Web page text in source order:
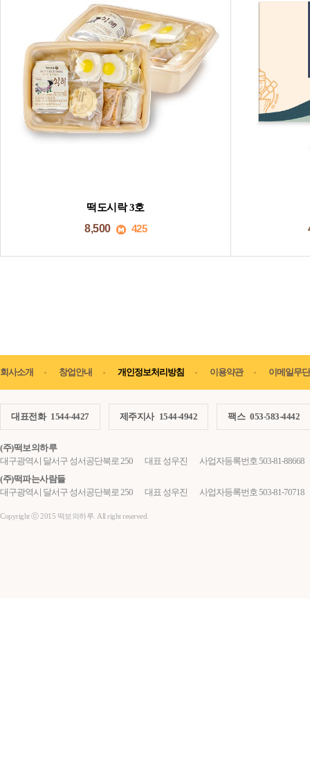
떡도시락 3호
8,500 425
회사소개 창업안내 개인정보처리방침 이용약관 이메일무
대표전화 1544-4427 제주지사 1544-4942 팩스 053-583-4442
(주)떡보의하루
대구광역시 달서구 성서공단북로 250
대표 성우진
사업자등록번호 503-81-88668
(주)떡파는사람들
대구광역시 달서구 성서공단북로 250
대표 성우진 사업자등록번호 503-81-70718
Copyright ⓒ 2015 떡보의하루. All right reserved.